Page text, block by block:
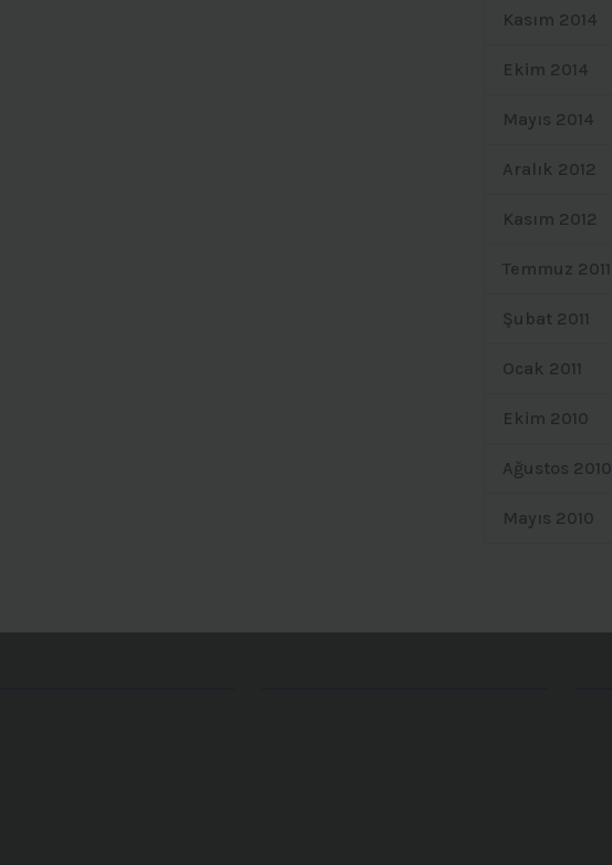
Kasım 2014
Ekim 2014
Mayıs 2014
Aralık 2012
Kasım 2012
Temmuz 2011
Şubat 2011
Ocak 2011
Ekim 2010
Ağustos 2010
Mayıs 2010